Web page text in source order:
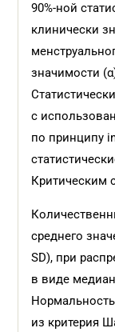
90%-ной
клинически
значимости
с
по принципу
Критическим
среднего
SD), при
в виде
из критерия